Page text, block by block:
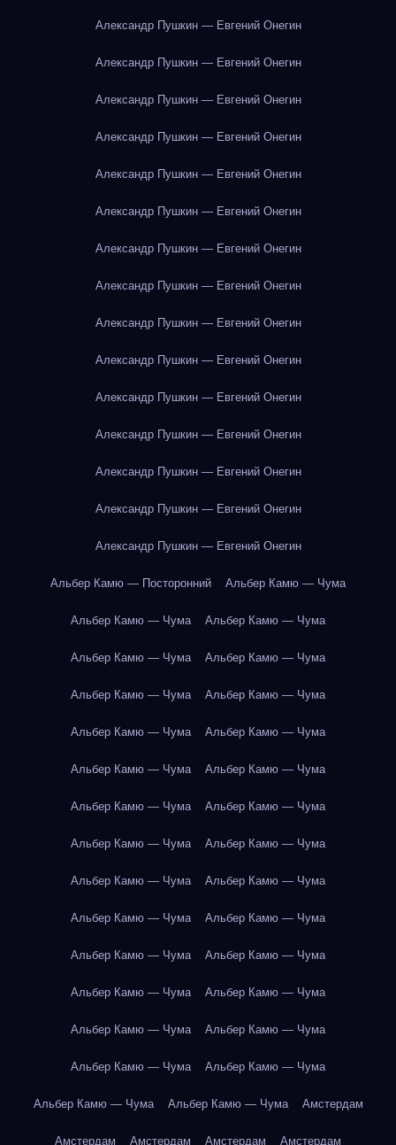
Александр Пушкин — Евгений Онегин
Александр Пушкин — Евгений Онегин
Александр Пушкин — Евгений Онегин
Александр Пушкин — Евгений Онегин
Александр Пушкин — Евгений Онегин
Александр Пушкин — Евгений Онегин
Александр Пушкин — Евгений Онегин
Александр Пушкин — Евгений Онегин
Александр Пушкин — Евгений Онегин
Александр Пушкин — Евгений Онегин
Александр Пушкин — Евгений Онегин
Александр Пушкин — Евгений Онегин
Александр Пушкин — Евгений Онегин
Александр Пушкин — Евгений Онегин
Александр Пушкин — Евгений Онегин
Альбер Камю — Посторонний Альбер Камю — Чума
Альбер Камю — Чума Альбер Камю — Чума
Альбер Камю — Чума Альбер Камю — Чума
Альбер Камю — Чума Альбер Камю — Чума
Альбер Камю — Чума Альбер Камю — Чума
Альбер Камю — Чума Альбер Камю — Чума
Альбер Камю — Чума Альбер Камю — Чума
Альбер Камю — Чума Альбер Камю — Чума
Альбер Камю — Чума Альбер Камю — Чума
Альбер Камю — Чума Альбер Камю — Чума
Альбер Камю — Чума Альбер Камю — Чума
Альбер Камю — Чума Альбер Камю — Чума
Альбер Камю — Чума Альбер Камю — Чума
Альбер Камю — Чума Альбер Камю — Чума
Альбер Камю — Чума Альбер Камю — Чума Амстердам
Амстердам Амстердам Амстердам Амстердам